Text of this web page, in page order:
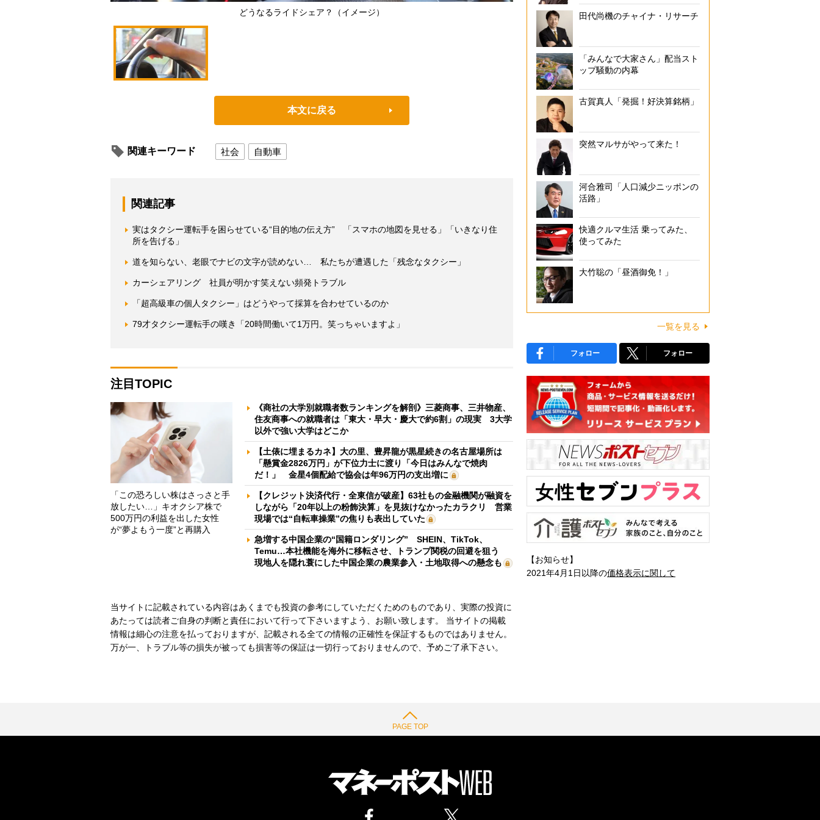
どうなるライドシェア？（イメージ）
本文に戻る
関連キーワード 社会 自動車
関連記事
実はタクシー運転手を困らせている“目的地の伝え方” 「スマホの地図を見せる」「いきなり住
所を告げる」
道を知らない、老眼でナビの文字が読めない… 私たちが遭遇した「残念なタクシー」
カーシェアリング 社員が明かす笑えない頻発トラブル
「超高級車の個人タクシー」はどうやって採算を合わせているのか
79才タクシー運転手の嘆き「20時間働いて1万円。笑っちゃいますよ」
注目TOPIC
「この恐ろしい株はさっさと手
放したい…」キオクシア株で
500万円の利益を出した女性
が“夢よもう一度”と再購入
《商社の大学別就職者数ランキングを解剖》三菱商事、三井物産、
住友商事への就職者は「東大・早大・慶大で約6割」の現実 3大学
以外で強い大学はどこか
【土俵に埋まるカネ】大の里、豊昇龍が黒星続きの名古屋場所は
「懸賞金2826万円」が下位力士に渡り「今日はみんなで焼肉
だ！」 金星4個配給で協会は年96万円の支出増に
【クレジット決済代行・全東信が破産】63社もの金融機関が融資を
しながら「20年以上の粉飾決算」を見抜けなかったカラクリ 営業
現場では“自転車操業”の焦りも表出していた
急増する中国企業の“国籍ロンダリング” SHEIN、TikTok、
Temu…本社機能を海外に移転させ、トランプ関税の回避を狙う
現地人を隠れ蓑にした中国企業の農業参入・土地取得への懸念も
当サイトに記載されている内容はあくまでも投資の参考にしていただくためのものであり、実際の投資に
あたっては読者ご自身の判断と責任において行って下さいますよう、お願い致します。 当サイトの掲載
情報は細心の注意を払っておりますが、記載される全ての情報の正確性を保証するものではありません。
万が一、トラブル等の損失が被っても損害等の保証は一切行っておりませんので、予めご了承下さい。
田代尚機のチャイナ・リサーチ
「みんなで大家さん」配当スト
ップ騒動の内幕
古賀真人「発掘！好決算銘柄」
突然マルサがやって来た！
河合雅司「人口減少ニッポンの
活路」
快適クルマ生活 乗ってみた、
使ってみた
大竹聡の「昼酒御免！」
一覧を見る
フォロー フォロー
【お知らせ】
2021年4月1日以降の価格表示に関して
PAGE TOP